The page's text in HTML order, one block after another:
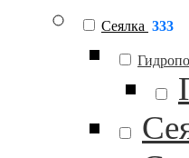
Сеялка 333